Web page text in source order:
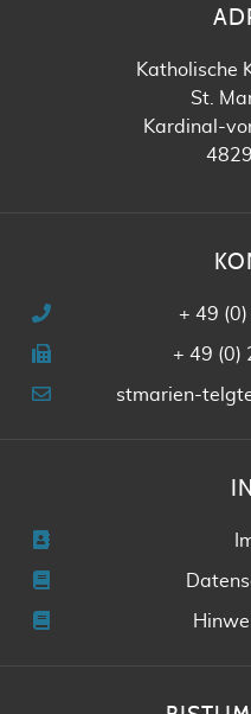
Katholische
St.
Kardinal-
+ 49
+ 49 (0)
stmarien-